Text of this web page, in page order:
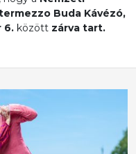
Buda Kávézó,
6. között zárva tart.